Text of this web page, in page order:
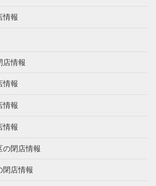
情報
店情報
情報
情報
情報
の閉店情報
閉店情報